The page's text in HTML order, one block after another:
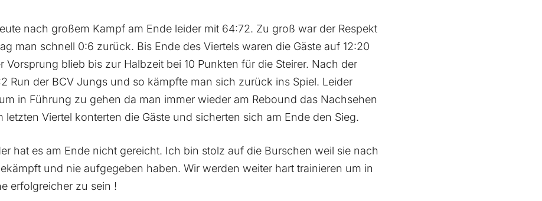
nach großem Kampf am Ende leider mit 64:72. Zu groß war der Respekt
man schnell 0:6 zurück. Bis Ende des Viertels waren die Gäste auf 12:20
Vorsprung blieb bis zur Halbzeit bei 10 Punkten für die Steirer. Nach der
Run der BCV Jungs und so kämpfte man sich zurück ins Spiel. Leider
in Führung zu gehen da man immer wieder am Rebound das Nachsehen
letzten Viertel konterten die Gäste und sicherten sich am Ende den Sieg.
hat es am Ende nicht gereicht. Ich bin stolz auf die Burschen weil sie nach
und nie aufgegeben haben. Wir werden weiter hart trainieren um in
erfolgreicher zu sein !